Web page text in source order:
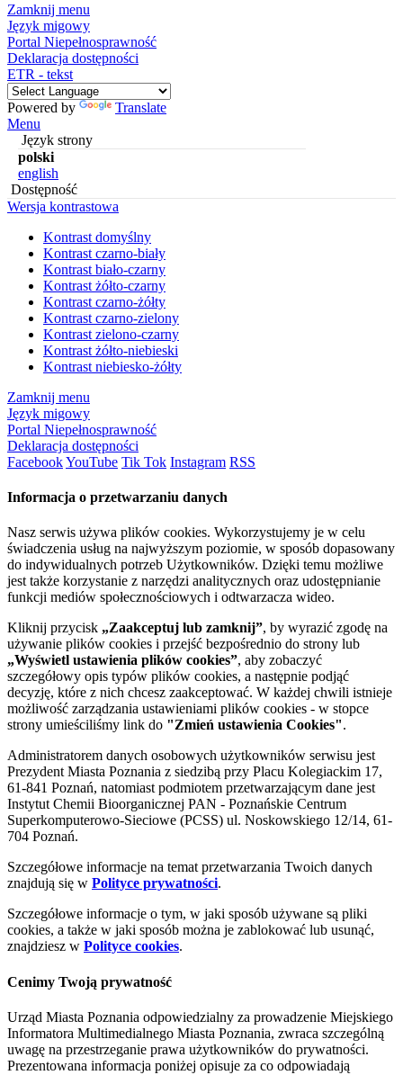
Zamknij menu
Język migowy
Portal Niepełnosprawność
Deklaracja dostępności
ETR - tekst
Powered by
Translate
Menu
Język strony
polski
english
Dostępność
Wersja kontrastowa
Kontrast domyślny
Kontrast czarno-biały
Kontrast biało-czarny
Kontrast żółto-czarny
Kontrast czarno-żółty
Kontrast czarno-zielony
Kontrast zielono-czarny
Kontrast żółto-niebieski
Kontrast niebiesko-żółty
Zamknij menu
Język migowy
Portal Niepełnosprawność
Deklaracja dostępności
FacebookYouTube Tik Tok Instagram RSS
Informacja o przetwarzaniu danych
Nasz serwis używa plików cookies. Wykorzystujemy je w celu
świadczenia usług na najwyższym poziomie, w sposób dopasowany
do indywidualnych potrzeb Użytkowników. Dzięki temu możliwe
jest także korzystanie z narzędzi analitycznych oraz udostępnianie
funkcji mediów społecznościowych i odtwarzacza wideo.
Kliknij przycisk „Zaakceptuj lub zamknij”, by wyrazić zgodę na
używanie plików cookies i przejść bezpośrednio do strony lub
„Wyświetl ustawienia plików cookies”, aby zobaczyć
szczegółowy opis typów plików cookies, a następnie podjąć
decyzję, które z nich chcesz zaakceptować. W każdej chwili istnieje
możliwość zarządzania ustawieniami plików cookies - w stopce
strony umieściliśmy link do "Zmień ustawienia Cookies".
Administratorem danych osobowych użytkowników serwisu jest
Prezydent Miasta Poznania z siedzibą przy Placu Kolegiackim 17,
61-841 Poznań, natomiast podmiotem przetwarzającym dane jest
Instytut Chemii Bioorganicznej PAN - Poznańskie Centrum
Superkomputerowo-Sieciowe (PCSS) ul. Noskowskiego 12/14, 61-
704 Poznań.
Szczegółowe informacje na temat przetwarzania Twoich danych
znajdują się w Polityce prywatności.
Szczegółowe informacje o tym, w jaki sposób używane są pliki
cookies, a także w jaki sposób można je zablokować lub usunąć,
znajdziesz w Polityce cookies.
Cenimy Twoją prywatność
Urząd Miasta Poznania odpowiedzialny za prowadzenie Miejskiego
Informatora Multimedialnego Miasta Poznania, zwraca szczególną
uwagę na przestrzeganie prawa użytkowników do prywatności.
Prezentowana informacja poniżej opisuje za co odpowiadają